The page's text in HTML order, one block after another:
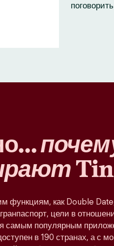
функциям, как Double
цели в
самым популярным
в 190 странах, а с